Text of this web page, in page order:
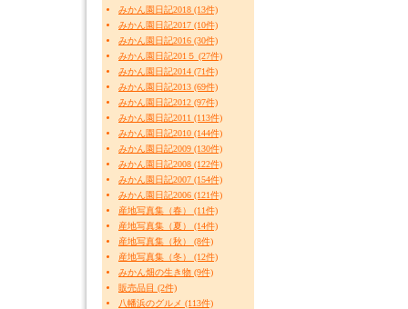
みかん園日記2018 (13件)
みかん園日記2017 (10件)
みかん園日記2016 (30件)
みかん園日記201５ (27件)
みかん園日記2014 (71件)
みかん園日記2013 (69件)
みかん園日記2012 (97件)
みかん園日記2011 (113件)
みかん園日記2010 (144件)
みかん園日記2009 (130件)
みかん園日記2008 (122件)
みかん園日記2007 (154件)
みかん園日記2006 (121件)
産地写真集（春） (11件)
産地写真集（夏） (14件)
産地写真集（秋） (8件)
産地写真集（冬） (12件)
みかん畑の生き物 (9件)
販売品目 (2件)
八幡浜のグルメ (113件)